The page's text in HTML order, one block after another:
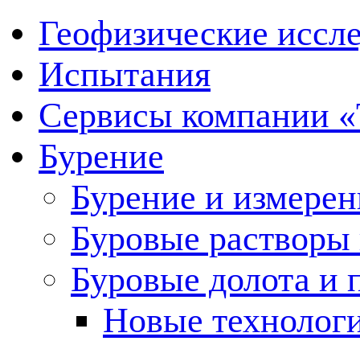
Геофизические
Испытания
Сервисы компании
Бурение
Бурение и
Буровые
Буровые долота и
Новые